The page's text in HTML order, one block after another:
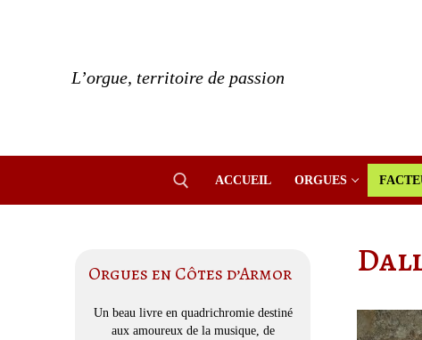
L’orgue, territoire de passion
ACCUEIL ORGUES
Orgues en Côtes d’Armor
Un beau livre en quadrichromie destiné
aux amoureux de la musique, de